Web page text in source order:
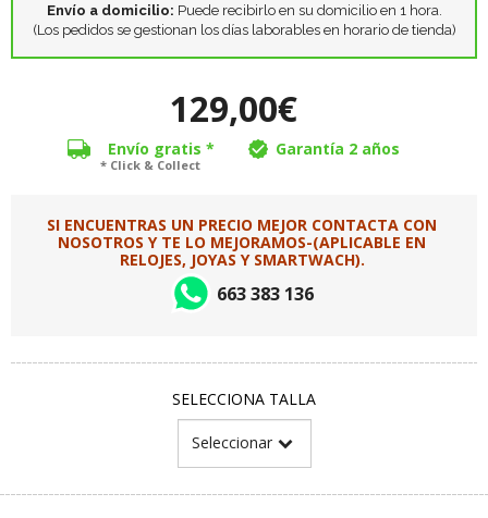
Envío a domicilio: Puede recibirlo en su domicilio en 1 hora.
(Los pedidos se gestionan los días laborables en horario de tienda)
129,00€
Envío gratis *
* Click & Collect
Garantía 2 años
SI ENCUENTRAS UN PRECIO MEJOR CONTACTA CON
NOSOTROS Y TE LO MEJORAMOS-(APLICABLE EN
RELOJES, JOYAS Y SMARTWACH).
663 383 136
SELECCIONA TALLA